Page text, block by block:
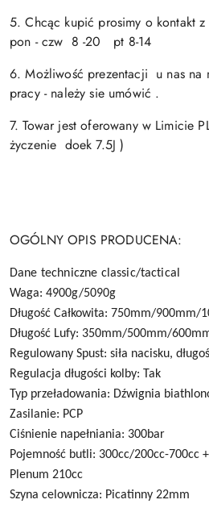
5. Chcąc kupić prosimy o kontakt
pon - czw 8 -20 pt 8-14
6. Możliwość prezentacji u nas
pracy - należy sie umówić .
7. Towar jest oferowany w Limicie
życzenie doek 7.5J )
OGÓLNY OPIS PRODUCENA:
Dane techniczne classic/tactical
Waga: 4900g/5090g
Długość Całkowita: 750mm/
Długość Lufy: 350mm/500mm/
Regulowany Spust: siła nacisku,
Regulacja długości kolby: Tak
Typ przeładowania: Dźwignia
Zasilanie: PCP
Ciśnienie napełniania: 300bar
Pojemność butli: 300cc/200cc-700cc
Plenum 210cc
Szyna celownicza: Picatinny 22mm